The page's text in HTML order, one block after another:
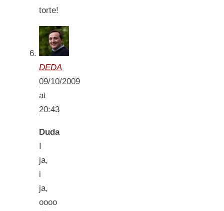
torte!
DEDA
09/10/2009
at
20:43
Duda
I
ja,
i
ja,
oooo